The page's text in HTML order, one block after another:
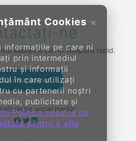
×
Cookies
informațiile pe care ni
prin intermediul
și informații
în care utilizați
cu partenerii noștri
publicitate și
Politica noastră de
pentru a afla
ne
asistență clienți. Răspuns rapid.
Contactați-ne
ne pe social media